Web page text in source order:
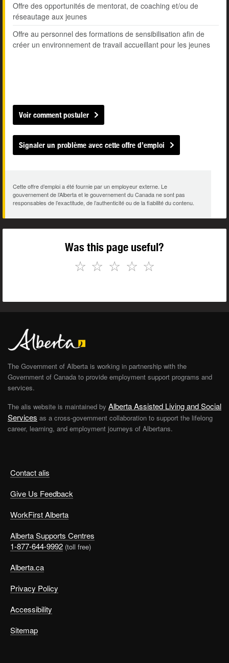
Offre des opportunités de mentorat, de coaching et/ou de
réseautage aux jeunes
Offre au personnel des formations de sensibilisation afin de
créer un environnement de travail accueillant pour les jeunes
Voir comment postuler
Signaler un problème avec cette offre d’emploi
Cette offre d’emploi a été fournie par un employeur externe. Le
gouvernement de l’Alberta et le gouvernement du Canada ne sont pas
responsables de l’exactitude, de l’authenticité ou de la fiabilité du contenu.
Was this page useful?
☆
☆
☆
☆
☆
Contact alis
Give Us Feedback
WorkFirst Alberta
Alberta Supports Centres
1-877-644-9992 (toll free)
Alberta.ca
Privacy Policy
Accessibility
Sitemap
The Government of Alberta is working in partnership with the
Government of Canada to provide employment support programs and
services.
The alis website is maintained by Alberta Assisted Living and Social
Services as a cross-government collaboration to support the lifelong
career, learning, and employment journeys of Albertans.